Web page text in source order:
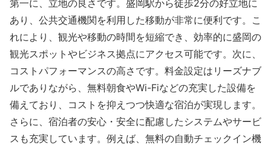
第一に、立地の良さです。盛岡駅から徒歩2分の好立地に
あり、公共交通機関を利用した移動が非常に便利です。こ
れにより、観光や移動の時間を短縮でき、効率的に盛岡の
観光スポットやビジネス拠点にアクセス可能です。次に、
コストパフォーマンスの高さです。料金設定はリーズナブ
ルでありながら、無料朝食やWi-Fiなどの充実した設備を
備えており、コストを抑えつつ快適な宿泊が実現します。
さらに、宿泊者の安心・安全に配慮したシステムやサービ
スも充実しています。例えば、無料の自動チェックイン機